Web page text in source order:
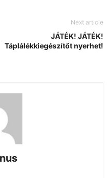
Next article
JÁTÉK! JÁTÉK!
Táplálékkiegészítőt nyerhet!